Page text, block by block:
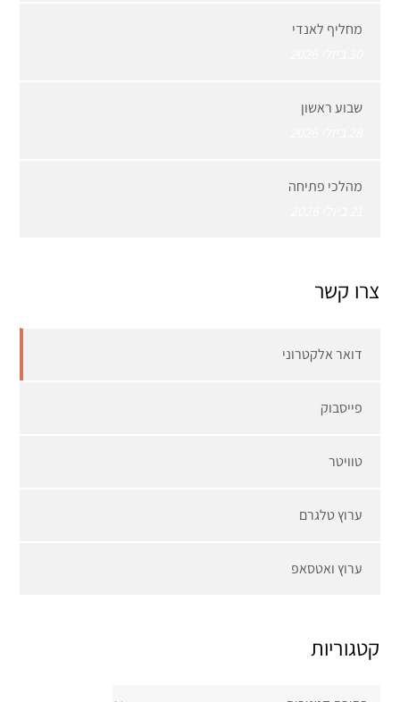
מחליף לאנדי
שבוע ראשון
מהלכי פתיחה
צרו קשר
דואר אלקטרוני
פייסבוק
טוויטר
ערוץ טלגרם
ערוץ ואטסאפ
קטגוריות